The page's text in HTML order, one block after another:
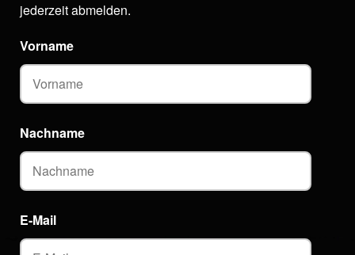
jederzeit abmelden.
E-Mail
Vorname
Nachname